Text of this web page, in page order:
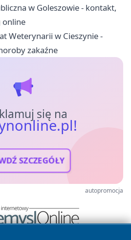
w Goleszowie - kontakt,
online
Weterynarii w Cieszynie -
zakaźne
się na
SZCZEGÓŁY
autopromocja